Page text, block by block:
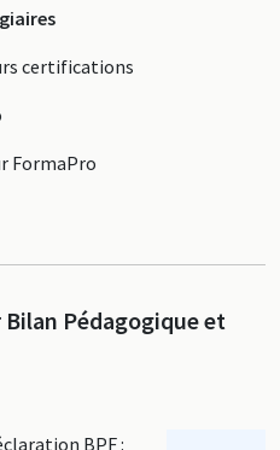
certifications
FormaPro
Pédagogique et
BPF :